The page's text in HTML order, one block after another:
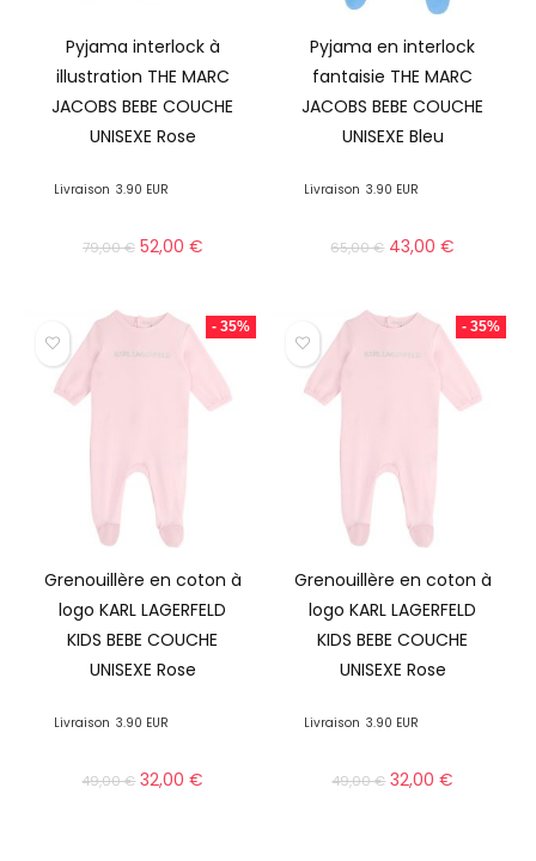
Pyjama interlock à
illustration THE MARC
JACOBS BEBE COUCHE
UNISEXE Rose
Livraison 3.90 EUR
79,00€ 52,00 €
Pyjama en interlock
fantaisie THE MARC
JACOBS BEBE COUCHE
UNISEXE Bleu
Livraison 3.90 EUR
65,00€ 43,00€
- 35%
Grenouillère en coton à
logo KARL LAGERFELD
KIDS BEBE COUCHE
UNISEXE Rose
Livraison 3.90 EUR
49,00€ 32,00€
- 35%
Grenouillère en coton à
logo KARL LAGERFELD
KIDS BEBE COUCHE
UNISEXE Rose
Livraison 3.90 EUR
49,00€ 32,00€